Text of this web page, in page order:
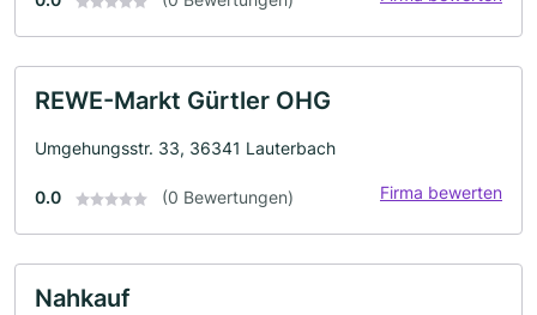
REWE-Markt Gürtler OHG
Umgehungsstr. 33, 36341 Lauterbach
0.0 (0 Bewertungen) Firma bewerten
Nahkauf